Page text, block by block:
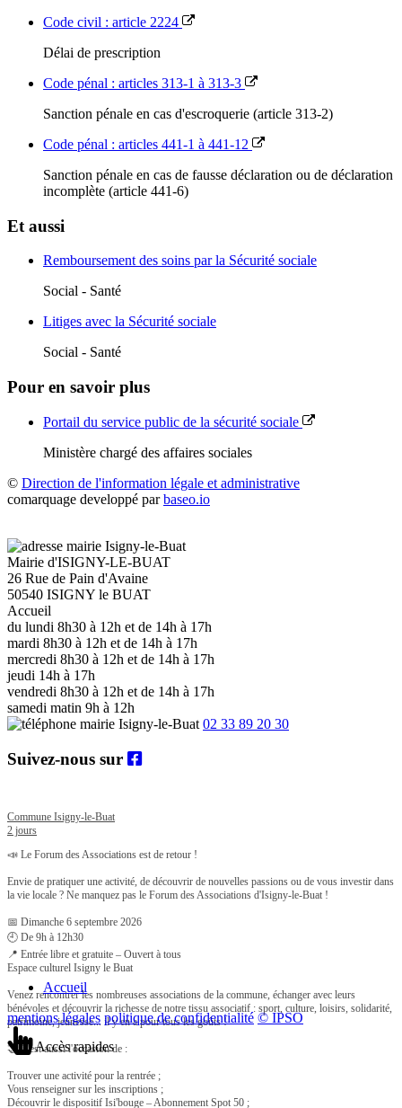
Code civil : article 2224
Délai de prescription
Code pénal : articles 313-1 à 313-3
Sanction pénale en cas d'escroquerie (article 313-2)
Code pénal : articles 441-1 à 441-12
Sanction pénale en cas de fausse déclaration ou de déclaration
incomplète (article 441-6)
Et aussi
Remboursement des soins par la Sécurité sociale
Social - Santé
Litiges avec la Sécurité sociale
Social - Santé
Pour en savoir plus
Portail du service public de la sécurité sociale
Ministère chargé des affaires sociales
© Direction de l'information légale et administrative
comarquage developpé parbaseo.io
Mairie d'ISIGNY-LE-BUAT
26 Rue de Pain d'Avaine
50540 ISIGNY le BUAT
Accueil
du lundi 8h30 à 12h et de 14h à 17h
mardi 8h30 à 12h et de 14h à 17h
mercredi 8h30 à 12h et de 14h à 17h
jeudi 14h à 17h
vendredi 8h30 à 12h et de 14h à 17h
samedi matin 9h à 12h
02 33 89 20 30
Suivez-nous sur
Commune Isigny-le-Buat
2 jours
📣 Le Forum des Associations est de retour !
Envie de pratiquer une activité, de découvrir de nouvelles passions ou de vous investir dans
la vie locale ? Ne manquez pas le Forum des Associations d'Isigny-le-Buat !
📅 Dimanche 6 septembre 2026
🕘 De 9h à 12h30
📍 Entrée libre et gratuite – Ouvert à tous
Espace culturel Isigny le Buat
Venez rencontrer les nombreuses associations de la commune, échanger avec leurs
bénévoles et découvrir la richesse de notre tissu associatif : sport, culture, loisirs, solidarité,
patrimoine, jeunesse... il y en a pour tous les goûts !
🤝 C'est aussi l'occasion de :
Trouver une activité pour la rentrée ;
Vous renseigner sur les inscriptions ;
Découvrir le dispositif Isi'bouge – Abonnement Spot 50 ;
Accueil
mentions légales politique de confidentialité © IPSO
Accès rapides